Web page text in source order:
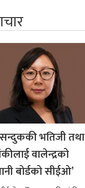
भतिजी तथा
वालेन्द्रको
बोर्डको सीईओ’